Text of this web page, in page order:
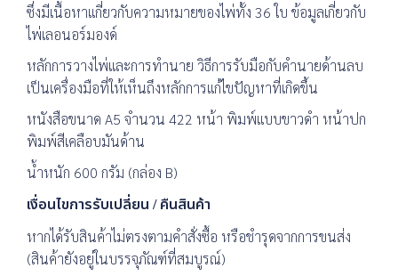
ซึ่งมีเนื้อหาเเกี่ยวกับความหมายของไพ่ทั้ง 36 ใบ ข้อมูลเกี่ยวกับ
ไพ่เลอนอร์มองด์
หลักการวางไพ่และการทำนาย วิธีการรับมือกับคำนายด้านลบ
เป็นเครื่องมือที่ให้เห็นถึงหลักการแก้ไขปัญหาที่เกิดขึ้น
หนังสือขนาด A5 จำนวน 422 หน้า พิมพ์แบบขาวดำ หน้าปก
พิมพ์สีเคลือบมันด้าน
น้ำหนัก 600 กรัม (กล่อง B)
เงื่อนไขการรับเปลี่ยน / คืนสินค้า
หากได้รับสินค้าไม่ตรงตามคำสั่งซื้อ หรือชำรุดจากการขนส่ง
(สินค้ายังอยู่ในบรรจุภัณฑ์ที่สมบูรณ์)